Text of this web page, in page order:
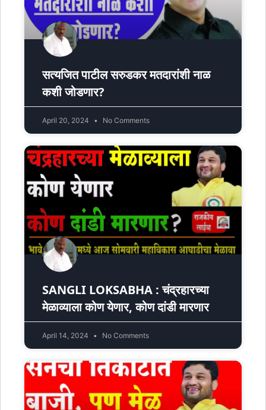
सत्यजित पाटील सरुडकर मतदारांशी नाळ
कशी जोडणार?
April 20, 2024 No Comments
SANGLI LOKSABHA : चंद्रहारच्या
मेळाव्याला कोण येणार, कोण दांडी मारणार
April 14, 2024 No Comments